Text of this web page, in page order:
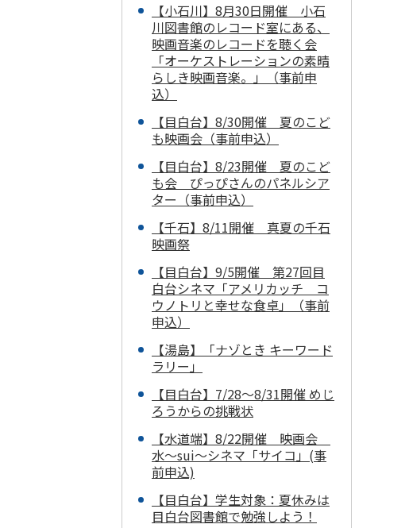
【小石川】8月30日開催 小石
川図書館のレコード室にある、
映画音楽のレコードを聴く会
「オーケストレーションの素晴
らしき映画音楽。」（事前申
込）
【目白台】8/30開催 夏のこど
も映画会（事前申込）
【目白台】8/23開催 夏のこど
も会 ぴっぴさんのパネルシア
ター（事前申込）
【千石】8/11開催 真夏の千石
映画祭
【目白台】9/5開催 第27回目
白台シネマ「アメリカッチ コ
ウノトリと幸せな食卓」（事前
申込）
【湯島】「ナゾとき キーワード
ラリー」
【目白台】7/28～8/31開催 めじ
ろうからの挑戦状
【水道端】8/22開催 映画会
水～sui～シネマ「サイコ」(事
前申込)
【目白台】学生対象：夏休みは
目白台図書館で勉強しよう！